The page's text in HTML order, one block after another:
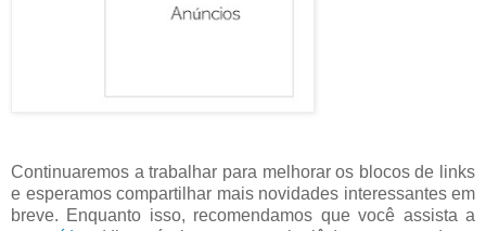
Continuaremos a trabalhar para melhorar os blocos de links
e esperamos compartilhar mais novidades interessantes em
breve. Enquanto isso, recomendamos que você assista a